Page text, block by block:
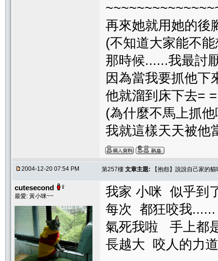
再來她就用她的後
(不知道大家能不
那時候......我最討
因為當我要抓他下
他就溜到床下去=
(為什麼不馬上抓
我就這樣天天被他
2004-12-20 07:54 PM 第257樓 文章主題: 【抱怨】說說自己家的
cutesecond
最愛: 黃小咪~~
我家 小咪 似乎到
每次 都狂咬我......
氣死我啦 手上都
長越大 咬人的力